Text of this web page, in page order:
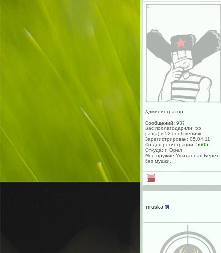
Администратор
Сообщений: 937
Вас поблагодарили: 55
раз(а) в 52 сообщениях
Зарегистрирован: 05.04.11
Со дня регистрации: 5605
Откуда: г. Орел
Моё оружие:Ушатанная
без мушки.
inruska